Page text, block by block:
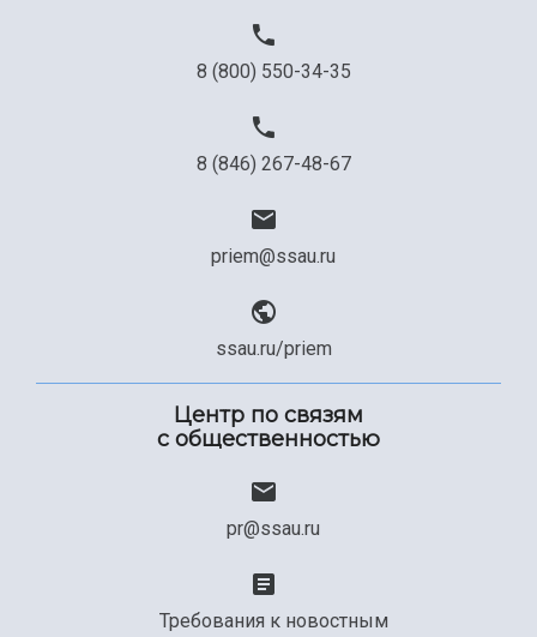
8 (800) 550-34-35
8 (846) 267-48-67
priem@ssau.ru
ssau.ru/priem
Центр по связям
с общественностью
pr@ssau.ru
Требования к новостным